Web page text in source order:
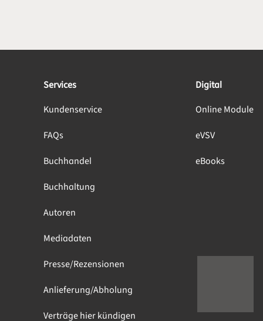
Services
Kundenservice
FAQs
Buchhandel
Buchhaltung
Autoren
Mediadaten
Presse/Rezensionen
Anlieferung/Abholung
Verträge hier kündigen
Digital
Online Module
eVSV
eBooks